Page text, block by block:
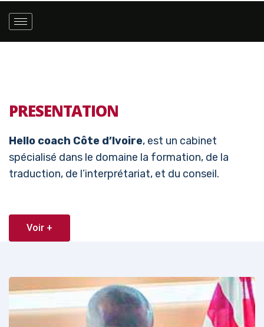
PRESENTATION
Hello coach Côte d’Ivoire, est un cabinet
spécialisé dans le domaine la formation, de la
traduction, de l’interprétariat, et du conseil.
Voir +